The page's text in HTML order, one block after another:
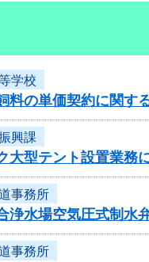
学校
料の単価契約に関す
興課
大型テント設置業務
事務所
浄水場空気圧式制水
事務所